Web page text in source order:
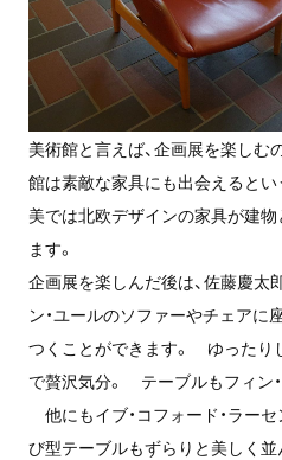
美術館と言えば、企画展を楽しむ
館は素敵な家具にも出会えると
美では北欧デザインの家具が建
ます。
企画展を楽しんだ後は、佐藤慶太
ン・ユールのソファーやチェア
つくことができます。 ゆったり
で贅沢気分。 テーブルもフィン
他にもイブ・コフォード・ラー
び型テーブルもずらりと美しく